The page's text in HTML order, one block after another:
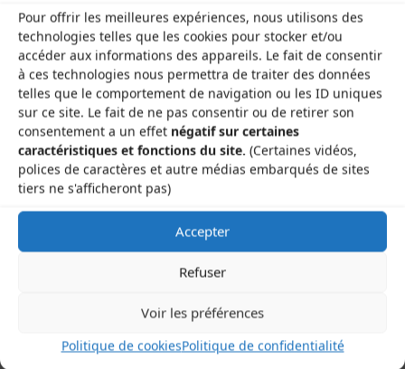
Pour offrir les meilleures expériences, nous utilisons des
technologies telles que les cookies pour stocker et/ou
accéder aux informations des appareils. Le fait de consentir
à ces technologies nous permettra de traiter des données
telles que le comportement de navigation ou les ID uniques
sur ce site. Le fait de ne pas consentir ou de retirer son
consentement a un effet négatif sur certaines
caractéristiques et fonctions du site. (Certaines vidéos,
polices de caractères et autre médias embarqués de sites
tiers ne s'afficheront pas)
Accepter
Refuser
Voir les préférences
Politique de cookiesPolitique de confidentialité
Next image
Les Brayauds-CDMDT63
Le Gamounet
40 rue de la République
63200 Saint-Bonnet-près-Riom